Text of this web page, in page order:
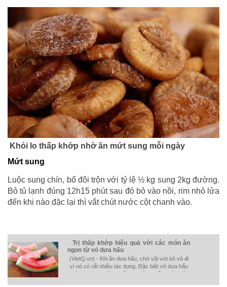
Khỏi lo thấp khớp nhờ ăn mứt sung mỗi ngày
Mứt sung
Luộc sung chín, bổ đôi trộn với tỷ lệ ½ kg sung 2kg đường.
Bỏ tủ lạnh đúng 12h15 phút sau đó bỏ vào nồi, rim nhỏ lửa
đến khi nào đặc lại thì vắt chút nước cột chanh vào.
Trị thấp khớp hiệu quả với các món ăn
ngon từ vỏ dưa hấu
(VietQ.vn) - Khi ăn dưa hấu, chớ vội vứt bỏ vỏ đi
vì nó có rất nhiều tác dụng. Đặc biệt vỏ dưa hấu
còn được coi là "vị thần" trị bệnh thấp khớp vô